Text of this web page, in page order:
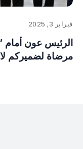
فبراير 3, 2025
الرئيس عون أمام
مرضاة لضميركم